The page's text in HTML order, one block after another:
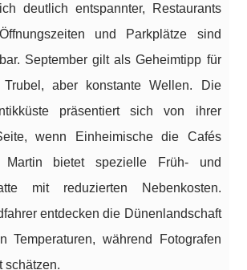
deutlich entspannter, Restaurants
und Parkplätze sind
September gilt als Geheimtipp für
aber konstante Wellen. Die
präsentiert sich von ihrer
wenn Einheimische die Cafés
Martin bietet spezielle Früh- und
mit reduzierten Nebenkosten.
entdecken die Dünenlandschaft
Temperaturen, während Fotografen
schätzen.